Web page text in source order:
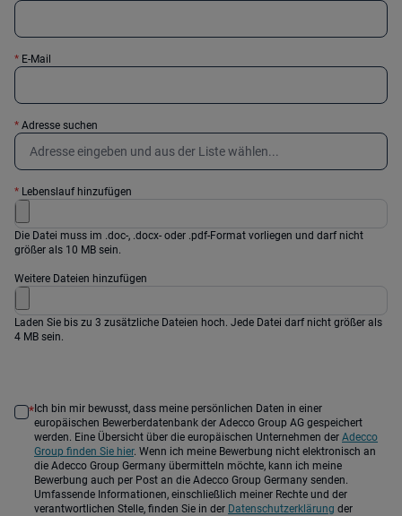
* E-Mail
* Adresse suchen
* Lebenslauf hinzufügen
Die Datei muss im .doc-, .docx- oder .pdf-Format vorliegen und darf nicht
größer als 10 MB sein.
Weitere Dateien hinzufügen
Laden Sie bis zu 3 zusätzliche Dateien hoch. Jede Datei darf nicht größer als
4 MB sein.
*
europäischen Bewerberdatenbank der Adecco Group AG gespeichert
werden. Eine Übersicht über die europäischen Unternehmen der Adecco
Group finden Sie hier. Wenn ich meine Bewerbung nicht elektronisch an
die Adecco Group Germany übermitteln möchte, kann ich meine
Bewerbung auch per Post an die Adecco Group Germany senden.
Umfassende Informationen, einschließlich meiner Rechte und der
verantwortlichen Stelle, finden Sie in der Datenschutzerklärung der